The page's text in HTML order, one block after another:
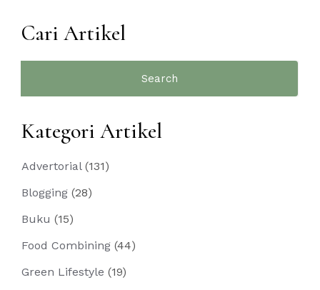
Cari Artikel
Kategori Artikel
Advertorial(131)
Blogging (28)
Buku (15)
Food Combining (44)
Green Lifestyle (19)